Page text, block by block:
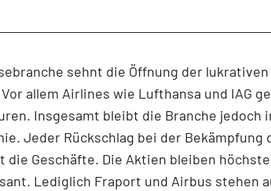
sehnt die Öffnung der
allem Airlines wie Lufthansa und IAG
Insgesamt bleibt die Branche jedoch
Jeder Rückschlag bei der
die Geschäfte. Die Aktien bleiben
Lediglich Fraport und Airbus stehen